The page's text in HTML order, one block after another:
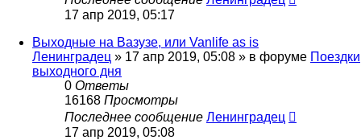
17 апр 2019, 05:17
Выходные на Вазузе, или Vanlife as is
Ленинградец » 17 апр 2019, 05:08 » в форуме Поездки
выходного дня
0 Ответы
16168 Просмотры
Последнее сообщение Ленинградец
17 апр 2019, 05:08